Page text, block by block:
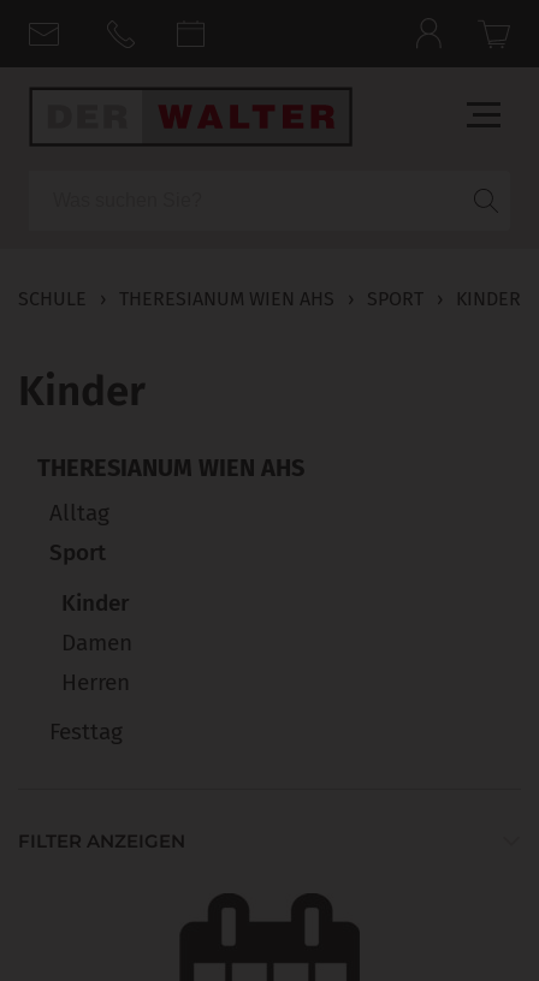
SCHULE › THERESIANUM WIEN AHS › SPORT › KINDER
Kinder
THERESIANUM WIEN AHS
Alltag
Sport
Kinder
Damen
Herren
Festtag
FILTER ANZEIGEN